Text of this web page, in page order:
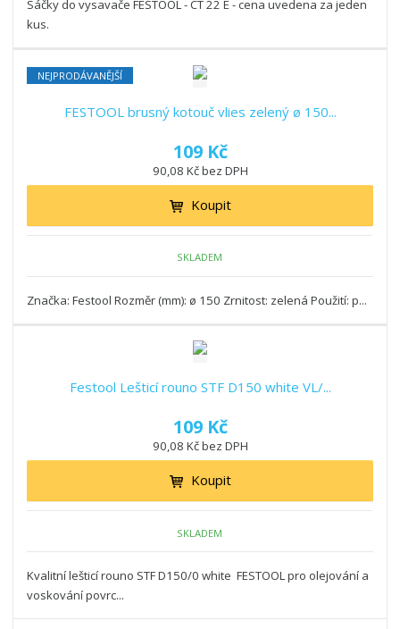
Sáčky do vysavače FESTOOL - CT 22 E - cena uvedena za jeden
kus.
NEJPRODÁVANĚJŠÍ
FESTOOL brusný kotouč vlies zelený ø 150...
109 Kč
90,08 Kč bez DPH
Koupit
SKLADEM
Značka: Festool Rozměr (mm): ø 150 Zrnitost: zelená Použití: p...
Festool Lešticí rouno STF D150 white VL/...
109 Kč
90,08 Kč bez DPH
Koupit
SKLADEM
Kvalitní lešticí rouno STF D150/0 white FESTOOL pro olejování a
voskování povrc...